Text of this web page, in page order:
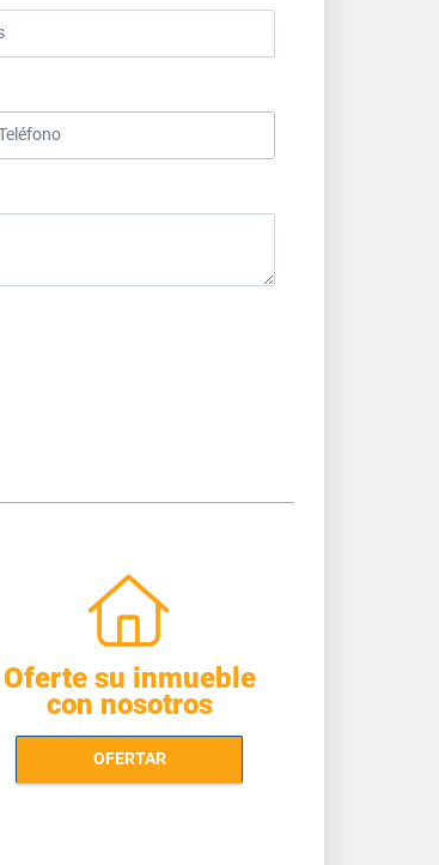
Oferte su inmueble
con nosotros
OFERTAR